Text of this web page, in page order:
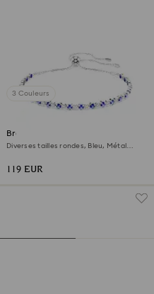
3 Couleurs
Bracelet Tennis Matrix
Diverses tailles rondes, Bleu, Métal
119 EUR